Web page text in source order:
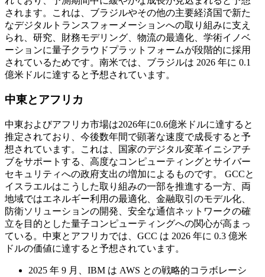
されます。これは、ブラジルやその他の主要経済国で新た
なデジタルトランスフォーメーションへの取り組みに支え
られ、研究、財務モデリング、物流の最適化、学術イノベ
ーションに量子クラウドプラットフォームが段階的に採用
されているためです。南米では、ブラジルは 2026 年に 0.1
億米ドルに達すると予想されています。
中東とアフリカ
中東およびアフリカ市場は2026年に0.6億米ドルに達すると
推定されており、今後数年間で顕著な速度で成長すると予
想されています。これは、国家のデジタル変革イニシアチ
ブをサポートする、高度なコンピューティングとサイバー
セキュリティへの政府支出の増加によるものです。 GCCと
イスラエルはこうした取り組みの一部を推進する一方、両
地域ではエネルギー利用の最適化、金融取引のモデル化、
防衛ソリューションの開発、安全な通信ネットワークの確
立を目的とした量子コンピューティングへの関心が高まっ
ている。中東とアフリカでは、GCC は 2026 年に 0.3 億米
ドルの価値に達すると予想されています。
2025 年 9 月、IBM は AWS との戦略的コラボレーシ